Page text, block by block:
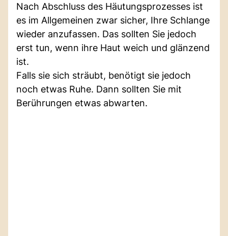
Nach Abschluss des Häutungsprozesses ist
es im Allgemeinen zwar sicher, Ihre Schlange
wieder anzufassen. Das sollten Sie jedoch
erst tun, wenn ihre Haut weich und glänzend
ist.
Falls sie sich sträubt, benötigt sie jedoch
noch etwas Ruhe. Dann sollten Sie mit
Berührungen etwas abwarten.